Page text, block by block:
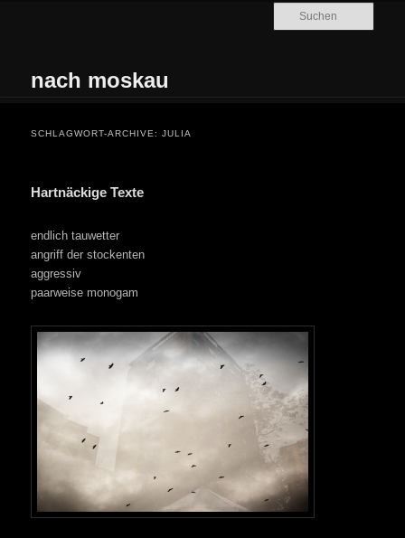
nach moskau
SCHLAGWORT-ARCHIVE:JULIA
Hartnäckige Texte
endlich tauwetter
angriff der stockenten
aggressiv
paarweise monogam